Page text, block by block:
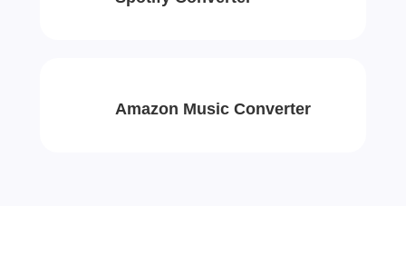
Amazon Music Converter